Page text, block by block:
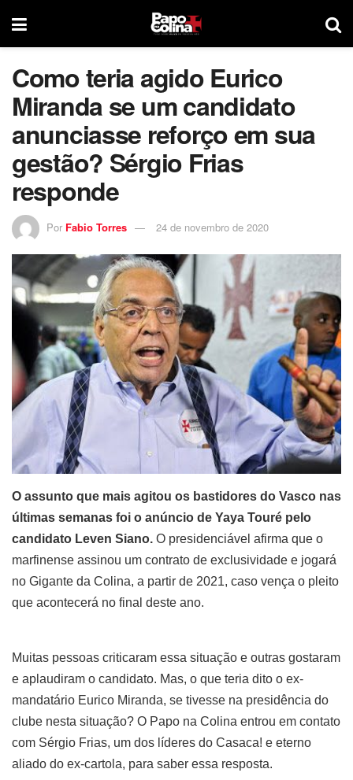
Como teria agido Eurico
Miranda se um candidato
anunciasse reforço em sua
gestão? Sérgio Frias
responde
Por Fabio Torres 24 de novembro de 2020
O assunto que mais agitou os bastidores do Vasco nas
últimas semanas foi o anúncio de Yaya Touré pelo
candidato Leven Siano. O presidenciável afirma que o
marfinense assinou um contrato de exclusividade e jogará
no Gigante da Colina, a partir de 2021, caso vença o pleito
que acontecerá no final deste ano.
Muitas pessoas criticaram essa situação e outras gostaram
e aplaudiram o candidato. Mas, o que teria dito o ex-
mandatário Eurico Miranda, se tivesse na presidência do
clube nesta situação? O Papo na Colina entrou em contato
com Sérgio Frias, um dos líderes do Casaca! e eterno
aliado do ex-cartola, para saber essa resposta.